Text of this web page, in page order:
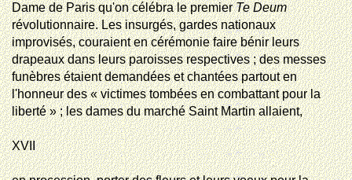
Dame de Paris qu'on célébra le premierTe Deum
révolutionnaire. Les insurgés, gardes nationaux
improvisés, couraient en cérémonie faire bénir leurs
drapeaux dans leurs paroisses respectives ; des messes
funèbres étaient demandées et chantées partout en
l'honneur des « victimes tombées en combattant pour la
liberté » ; les dames du marché Saint Martin allaient,
XVII